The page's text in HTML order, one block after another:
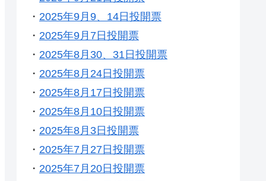
・ 2025年9月9、14日投開票
・ 2025年9月7日投開票
・ 2025年8月30、31日投開票
・ 2025年8月24日投開票
・ 2025年8月17日投開票
・ 2025年8月10日投開票
・ 2025年8月3日投開票
・ 2025年7月27日投開票
・ 2025年7月20日投開票